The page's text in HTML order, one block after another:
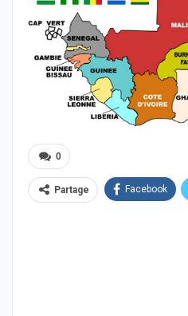
0
Partage Facebook